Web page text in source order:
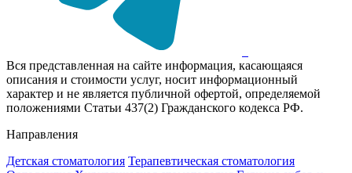
Вся представленная на сайте информация, касающаяся
описания и стоимости услуг, носит информационный
характер и не является публичной офертой, определяемой
положениями Статьи 437(2) Гражданского кодекса РФ.
Направления
Детская стоматология Терапевтическая стоматология